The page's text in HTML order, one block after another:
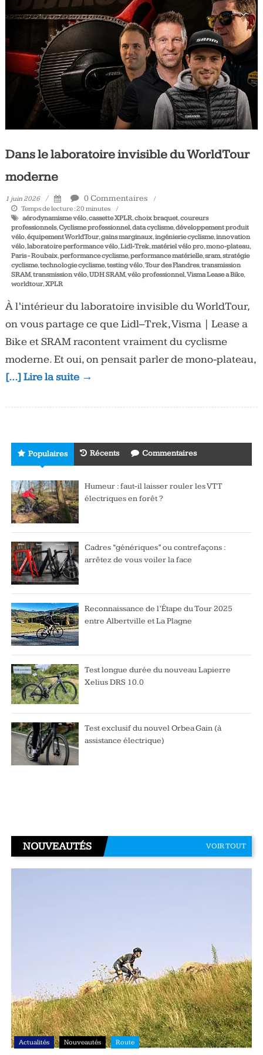
jours,
votre
actualité
triathlon
Dans le laboratoire invisible du WorldTour
moderne
1 juin 2026 0 Commentaires
Temps de lecture :20 minutes
aérodynamisme vélo,cassette XPLR,choix braquet,coureurs
professionnels,Cyclisme professionnel,data cyclisme,développement produit
vélo,équipement WorldTour,gains marginaux,ingénierie cyclisme,innovation
vélo,laboratoire performance vélo,Lidl-Trek,matériel vélo pro,mono-plateau,
Paris - Roubaix,performance cyclisme,performance matérielle,sram,stratégie
cyclisme,technologie cyclisme,testing vélo,Tour des Flandres,transmission
SRAM,transmission vélo,UDH SRAM,vélo professionnel,Visma Lease a Bike,
worldtour,XPLR
À l’intérieur du laboratoire invisible du WorldTour,
on vous partage ce que Lidl–Trek, Visma | Lease a
Bike et SRAM racontent vraiment du cyclisme
moderne. Et oui, on pensait parler de mono-plateau,
[…] Lire la suite →
Populaires Récents Commentaires
Humeur : faut-il laisser rouler les VTT
électriques en forêt ?
Cadres “génériques” ou contrefaçons :
arrêtez de vous voiler la face
Reconnaissance de l’Étape du Tour 2025
entre Albertville et La Plagne
Test longue durée du nouveau Lapierre
Xelius DRS 10.0
Test exclusif du nouvel Orbea Gain (à
assistance électrique)
NOUVEAUTÉS VOIR TOUT
Actualités Nouveautés Route